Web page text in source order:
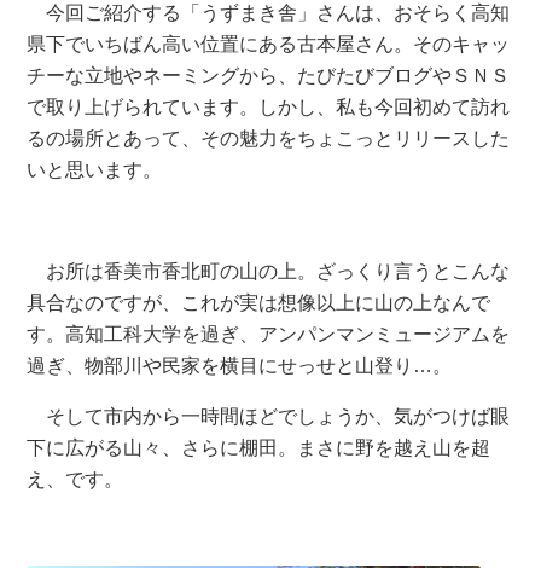
今回ご紹介する「うずまき舎」さんは、おそらく高知
県下でいちばん高い位置にある古本屋さん。そのキャッ
チーな立地やネーミングから、たびたびブログやＳＮＳ
で取り上げられています。しかし、私も今回初めて訪れ
るの場所とあって、その魅力をちょこっとリリースした
いと思います。
お所は香美市香北町の山の上。ざっくり言うとこんな
具合なのですが、これが実は想像以上に山の上なんで
す。高知工科大学を過ぎ、アンパンマンミュージアムを
過ぎ、物部川や民家を横目にせっせと山登り…。
そして市内から一時間ほどでしょうか、気がつけば眼
下に広がる山々、さらに棚田。まさに野を越え山を超
え、です。